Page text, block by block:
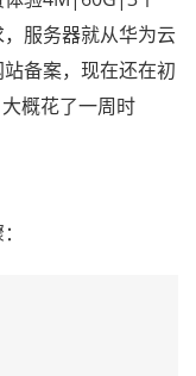
服务器就从华为云
备案，现在还在初
概花了一周时